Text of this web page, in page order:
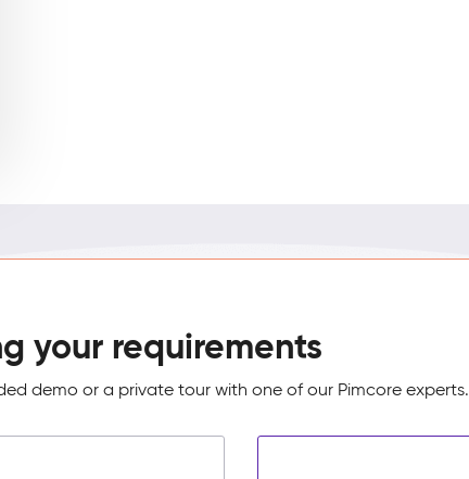
your requirements
demo or a private tour with one of our Pimcore experts.